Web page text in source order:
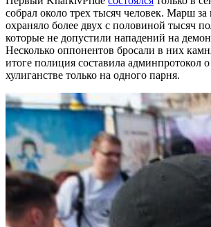
собрал около трех тысяч человек. Марш
охраняло более двух с половиной тысяч
которые не допустили нападений на
Несколько оппонентов бросали в них
итоге полиция составила админпротокол
хулиганстве только на одного парня.